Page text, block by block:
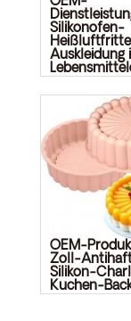
Silikonofen-
Auskleidung
OEM-
Zoll-
Silikon-
Kuchen-